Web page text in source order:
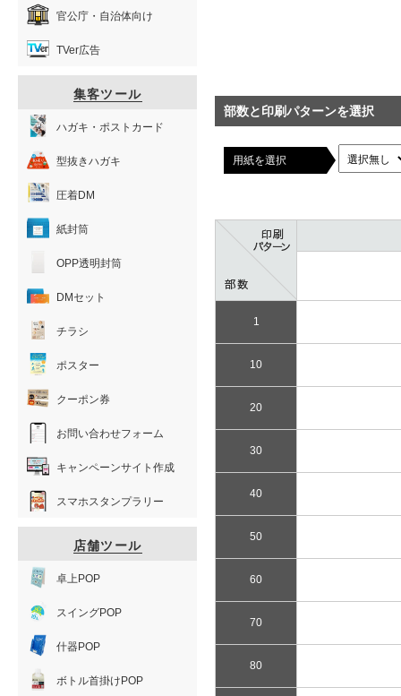
部数と印刷パターンを選択
用紙を選択
1
10
20
30
40
50
60
70
80
官公庁・自治体向け
TVer広告
集客ツール
ハガキ・ポストカード
型抜きハガキ
圧着DM
紙封筒
OPP透明封筒
DMセット
チラシ
ポスター
クーポン券
お問い合わせフォーム
キャンペーンサイト作成
スマホスタンプラリー
店舗ツール
卓上POP
スイングPOP
什器POP
ボトル首掛けPOP